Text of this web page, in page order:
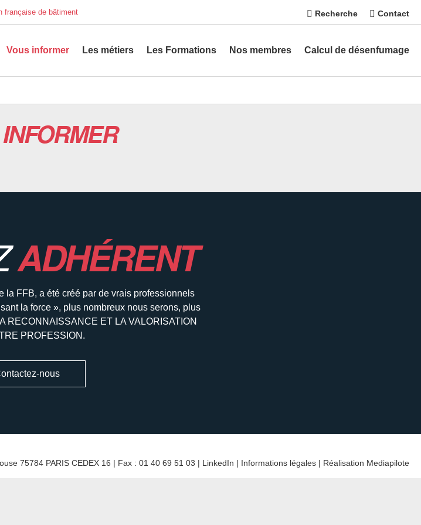
française de bâtiment Recherche Contact
Vous informer Les métiers Les Formations Nos membres Calcul de désenfumage
ADHÉRENT
la FFB, a été créé par de vrais professionnels
la force », plus nombreux nous serons, plus
RECONNAISSANCE ET LA VALORISATION
PROFESSION.
nous
75784 PARIS CEDEX 16 | Fax : 01 40 69 51 03 | LinkedIn | Informations légales | Réalisation Mediapilote